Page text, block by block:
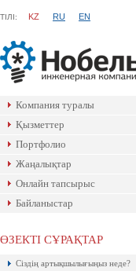
ТIЛI: KZ RU EN
Компания туралы
Қызметтер
Портфолио
Жаңалықтар
Онлайн тапсырыс
Байланыстар
ӨЗЕКТІ СҰРАҚТАР
Сіздің артықшылығыңыз неде?
керемет хостингі. Жылдармен